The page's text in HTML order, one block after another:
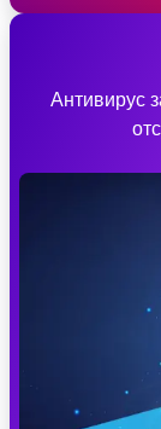
Антивирус